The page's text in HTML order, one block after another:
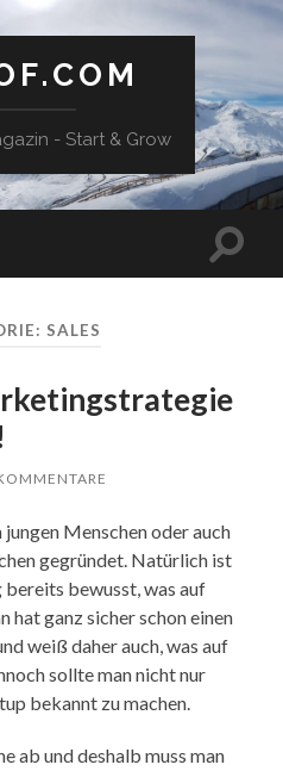
- Start & Grow
SALES
Menschen oder auch
gegründet. Natürlich ist
bereits bewusst, was auf
hat ganz sicher schon einen
weiß daher auch, was auf
sollte man nicht nur
bekannt zu machen.
ab und deshalb muss man